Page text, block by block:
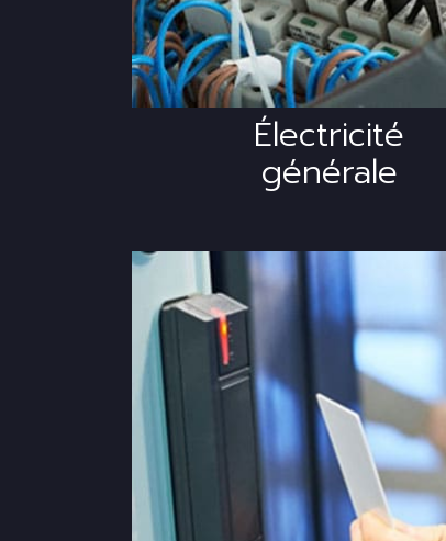
dépannage.
Électricité
générale
Sécurisez les
vos bâtiments
nos différentes
solutions de
d'accès.